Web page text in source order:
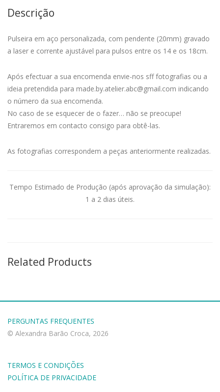
Descrição
Pulseira em aço personalizada, com pendente (20mm) gravado
a laser e corrente ajustável para pulsos entre os 14 e os 18cm.
Após efectuar a sua encomenda envie-nos sff fotografias ou a
ideia pretendida para made.by.atelier.abc@gmail.com indicando
o número da sua encomenda.
No caso de se esquecer de o fazer… não se preocupe!
Entraremos em contacto consigo para obtê-las.
As fotografias correspondem a peças anteriormente realizadas.
Tempo Estimado de Produção (após aprovação da simulação):
1 a 2 dias úteis.
Related Products
PERGUNTAS FREQUENTES
© Alexandra Barão Croca, 2026
TERMOS E CONDIÇÕES
POLÍTICA DE PRIVACIDADE